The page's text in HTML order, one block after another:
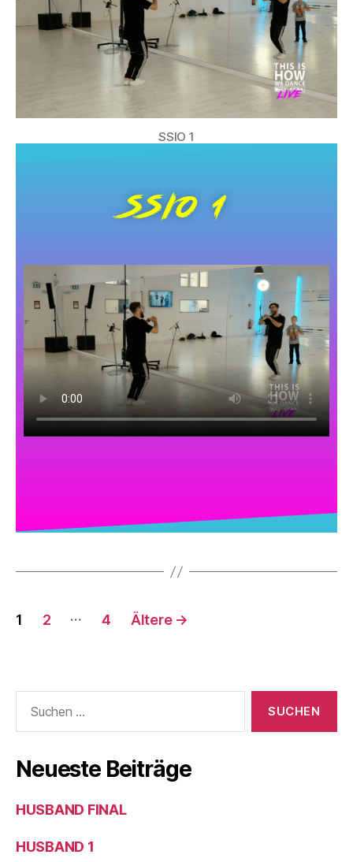
SSIO 1
SSIO 1
1 2 … 4 Ältere →
Neueste Beiträge
HUSBAND FINAL
HUSBAND 1